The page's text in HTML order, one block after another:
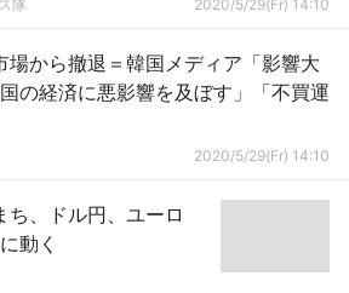
隊 2020/5/29(Fr) 14:10
場から撤退＝韓国メディア「影響大
の経済に悪影響を及ぼす」「不買運
2020/5/29(Fr) 14:10
ち、ドル円、ユーロ
動く